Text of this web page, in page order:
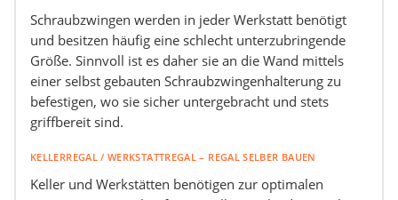
Schraubzwingen werden in jeder Werkstatt benötigt
und besitzen häufig eine schlecht unterzubringende
Größe. Sinnvoll ist es daher sie an die Wand mittels
einer selbst gebauten Schraubzwingenhalterung zu
befestigen, wo sie sicher untergebracht und stets
griffbereit sind.
KELLERREGAL / WERKSTATTREGAL – REGAL SELBER BAUEN
Keller und Werkstätten benötigen zur optimalen